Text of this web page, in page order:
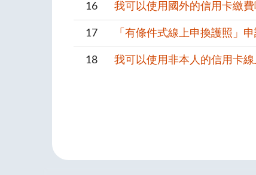
16 我可以使用國外的信用卡繳費
17 「有條件式線上申換護照」
18 我可以使用非本人的信用卡線